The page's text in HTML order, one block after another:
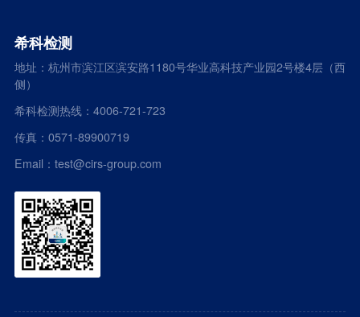
希科检测
地址：杭州市滨江区滨安路1180号华业高科技产业园2号楼4层（西
侧）
希科检测热线：4006-721-723
传真：0571-89900719
Email：test@cirs-group.com